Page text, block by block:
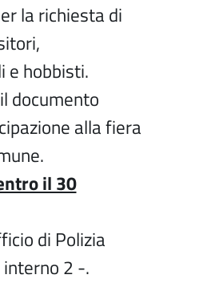
la richiesta di
e hobbisti.
documento
alla fiera
il 30
di Polizia
2 -.